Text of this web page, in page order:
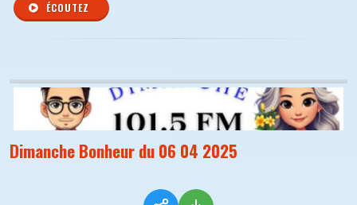
ÉCOUTEZ
Dimanche Bonheur du 06 04 2025